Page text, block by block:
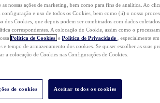
nossas ações de marketing, bem como para fins de analítica. Ao
e uso de todos os Cookies, bem como (ii) o nosso
dos Cookies, que depois podem ser combinados com dados
correspondentes. A colocação do Cookie, assim como o
Política de Cookies e Política de Privacidade
, especialmente
tempo de armazenamento dos cookies. Se quiser escolher as suas
a colocação de Cookies nas Configurações de Cookies.
de cookies Aceitar todos os cookies